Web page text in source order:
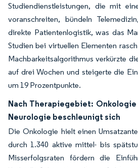
Studiendienstleistungen, die mit
voranschreiten, bündeln
direkte Patientenlogistik, was das
Studien bei virtuellen Elementen
Machbarkeitsalgorithmus verkürzte
auf drei Wochen und steigerte die
um 19 Prozentpunkte.
Nach Therapiegebiet:
Neurologie beschleunigt sich
Die Onkologie hielt einen
durch 1.340 aktive mittel- bis
Misserfolgsraten fördern die